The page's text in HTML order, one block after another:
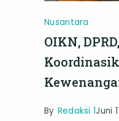
Nusantara
OIKN,
By Redaksi 1Juni